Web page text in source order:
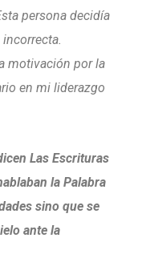
persona decidía
motivación por la
en mi liderazgo
Las Escrituras
la Palabra
sino que se
ante la